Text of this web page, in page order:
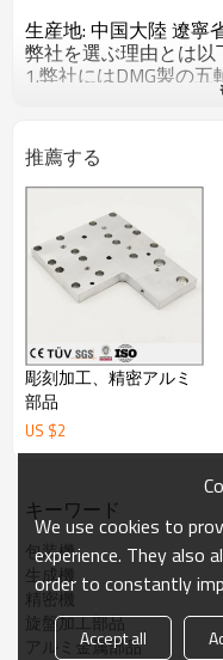
生産地: 中国大陸 遼寧
弊社を選ぶ理由とは以
1.弊社にはDMG製の
ておるのみならず，、
ます。台湾製の加工設
す。
2.部品の製作工程を厳
に製作工程カードと
3.弊社は部品検査の
くなりまして、製作
図面にある寸法をチ
流動検査と専門的な
4.当社には部品でき
によって、丁寧に全数
5.当社の検査設備は全
な輸入品で、安定な
証致します、
今まで、先端的なミツ
次元測定機、ハイト
6.こちらの会社は実際
なくて、部品の単価
ります、
貿易会社よりさらに品
くお控え致します。で
には 貿易会社のサー
7.弊社は生産型企業で
推薦する
彫刻加工、精密アルミ
部品
US $2
キーワード
包装機
生成機
精密機
旋盤加工部品
アルミ金属部品
We use cookies to
experience. They also
order to constantly
Accept all